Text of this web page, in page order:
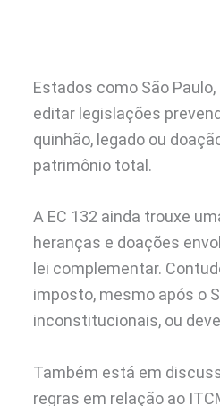
Estados como São
editar legislações
quinhão, legado ou
patrimônio total.
A EC 132 ainda trouxe
heranças e doações
lei complementar.
imposto, mesmo após o
inconstitucionais, ou
Também está em
regras em relação ao